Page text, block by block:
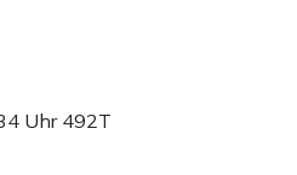
Uhr 492T